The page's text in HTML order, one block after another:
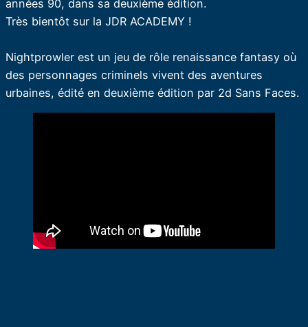
années 90, dans sa deuxième édition.
Très bientôt sur la JDR ACADEMY !
Nightprowler est un jeu de rôle renaissance fantasy où
des personnages criminels vivent des aventures
urbaines, édité en deuxième édition par 2d Sans Faces.